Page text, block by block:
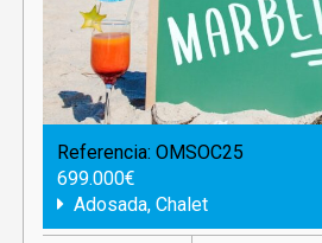
Referencia: OMSOC25
699.000€
Adosada, Chalet